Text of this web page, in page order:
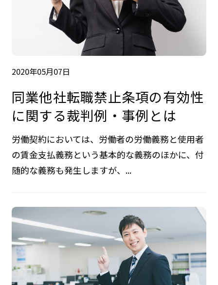
2020年05月07日
同業他社転職禁止条項の有効性
に関する裁判例・事例とは
労働契約においては、労働者の労働義務と使用者
の賃金支払義務という基本的な義務のほかに、付
随的な義務も発生しますが、...